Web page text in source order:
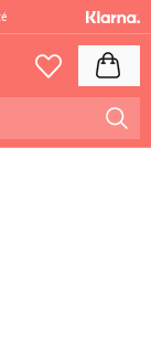
Favoriter